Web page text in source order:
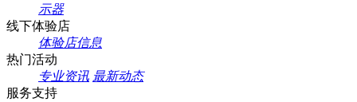
示器
线下体验店
体验店信息
热门活动
专业资讯 最新动态
服务支持